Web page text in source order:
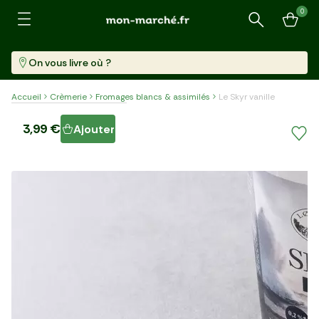
Recherche
0
On vous livre où ?
Accueil Crèmerie Fromages blancs & assimilés Le Skyr vanille
Le Skyr vanille
3,99 € Ajouter